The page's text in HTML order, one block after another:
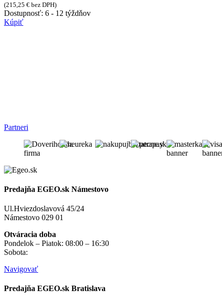
(215,25 € bez DPH)
Dostupnosť: 6 - 12 týždňov
Kúpiť
Partneri
Predajňa EGEO.sk Námestovo
Ul.Hviezdoslavová 45/24
Námestovo 029 01
Otváracia doba
Pondelok – Piatok: 08:00 – 16:30
Sobota:
Navigovať
Predajňa EGEO.sk Bratislava